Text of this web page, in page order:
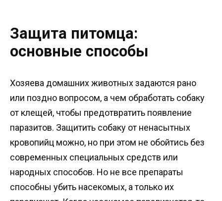
Защита питомца:
основные способы
Хозяева домашних животных задаются рано
или поздно вопросом, а чем обработать собаку
от клещей, чтобы предотвратить появление
паразитов. Защитить собаку от ненасытных
кровопийц можно, но при этом не обойтись без
современных специальных средств или
народных способов. Но не все препараты
способны убить насекомых, а только их